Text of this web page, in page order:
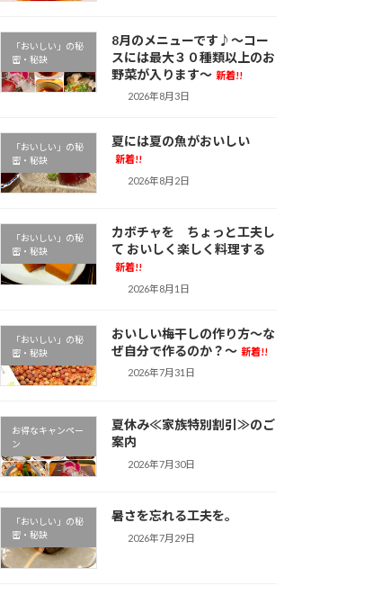
「おいしい」の秘
密・秘訣
8月のメニューです♪～コー
スには最大３０種類以上のお
野菜が入ります～ 新着!!
2026年8月3日
「おいしい」の秘
密・秘訣
夏には夏の魚がおいしい
新着!!
2026年8月2日
「おいしい」の秘
密・秘訣
カボチャを ちょっと工夫し
て おいしく楽しく料理する
新着!!
2026年8月1日
「おいしい」の秘
密・秘訣
おいしい梅干しの作り方～な
ぜ自分で作るのか？～ 新着!!
2026年7月31日
お得なキャンペー
ン
夏休み≪家族特別割引≫のご
案内
2026年7月30日
「おいしい」の秘
密・秘訣
暑さを忘れる工夫を。
2026年7月29日